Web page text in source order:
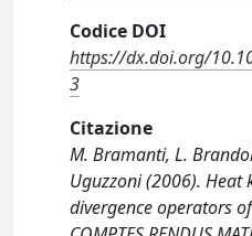
Codice DOI
https://dx.doi.org/
3
Citazione
M. Bramanti, L.
Uguzzoni (2006). Heat
divergence operators